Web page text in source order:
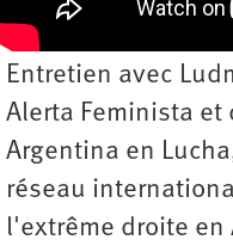
Entretien avec
Alerta Feminista et
Argentina en
réseau
l'extrême droite en